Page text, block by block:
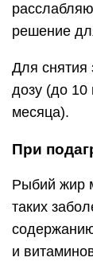
решение
Для снятия
дозу (до 10
месяца).
При
Рыбий жир
таких
и